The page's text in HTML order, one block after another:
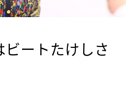
ートたけしさ